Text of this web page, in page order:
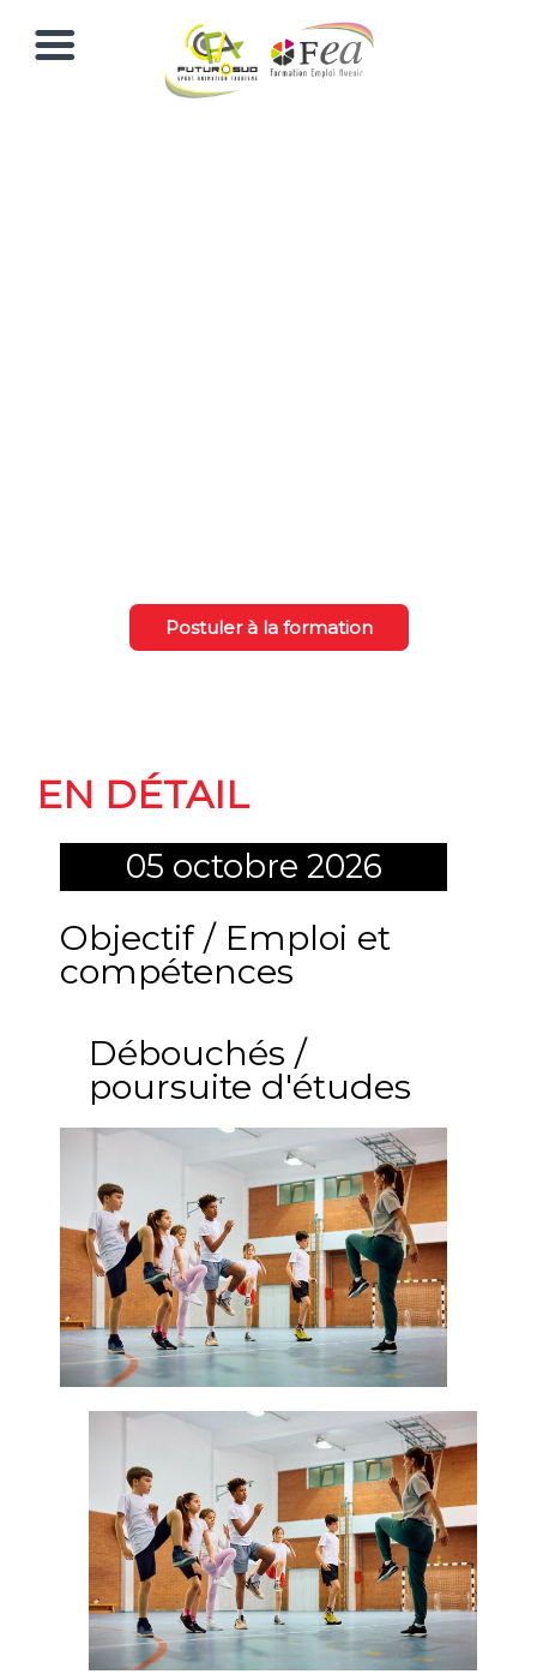
Postuler à la formation
EN DÉTAIL
05 octobre 2026
Objectif / Emploi et
compétences
Débouchés /
poursuite d'études